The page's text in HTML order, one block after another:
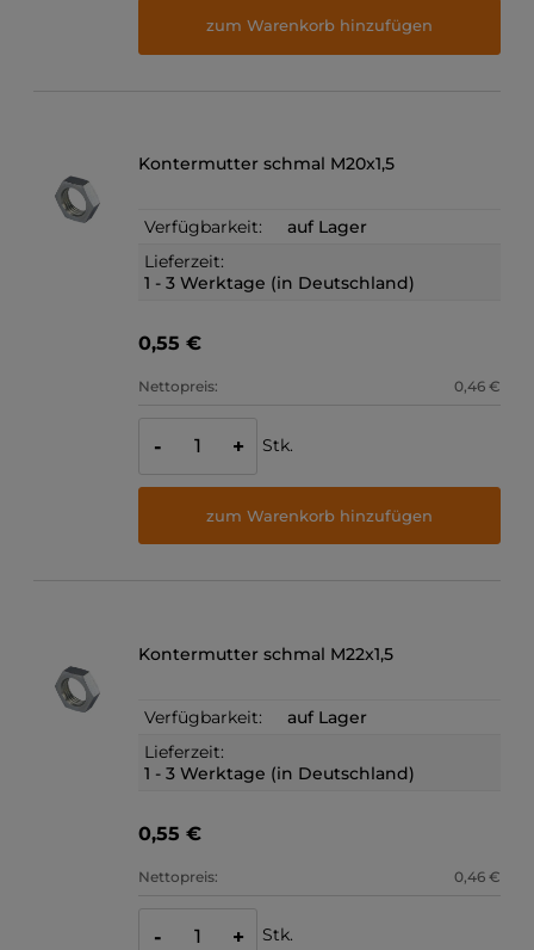
zum Warenkorb hinzufügen
Kontermutter schmal M20x1,5
Verfügbarkeit:
auf Lager
Lieferzeit:
1 - 3 Werktage (in Deutschland)
0,55 €
Nettopreis: 0,46 €
- + Stk.
zum Warenkorb hinzufügen
Kontermutter schmal M22x1,5
Verfügbarkeit:
auf Lager
Lieferzeit:
1 - 3 Werktage (in Deutschland)
0,55 €
Nettopreis: 0,46 €
- + Stk.